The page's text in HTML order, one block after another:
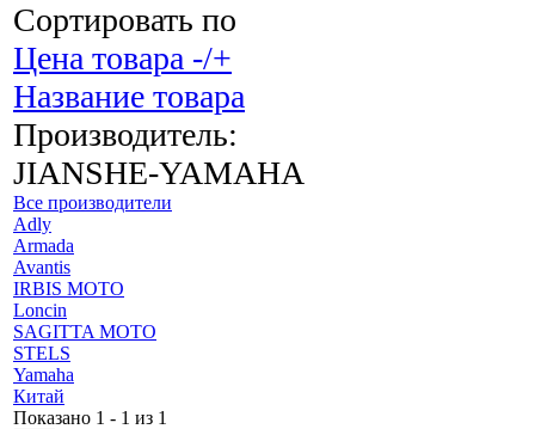
Сортировать по
Цена товара -/+
Название товара
Производитель:
JIANSHE-YAMAHA
Все производители
Adly
Armada
Avantis
IRBIS MOTO
Loncin
SAGITTA MOTO
STELS
Yamaha
Китай
Показано 1 - 1 из 1